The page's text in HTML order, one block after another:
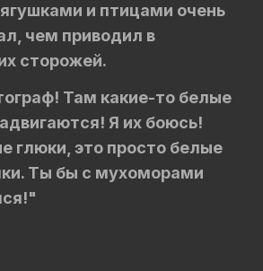
и птицами очень
чем приводил в
сторожей.
Там какие-то белые
Я их боюсь!
глюки, это просто белые
Ты бы с мухоморами